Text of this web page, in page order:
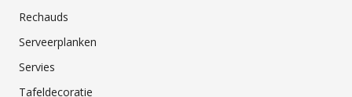
Rechauds
Serveerplanken
Servies
Tafeldecoratie